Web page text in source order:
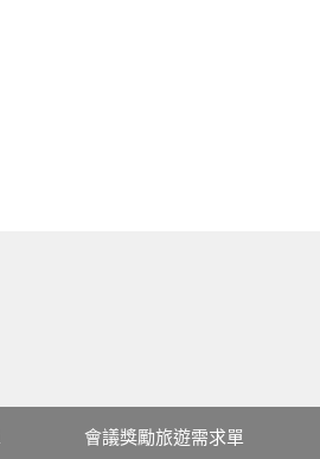
會議獎勵旅遊需求單